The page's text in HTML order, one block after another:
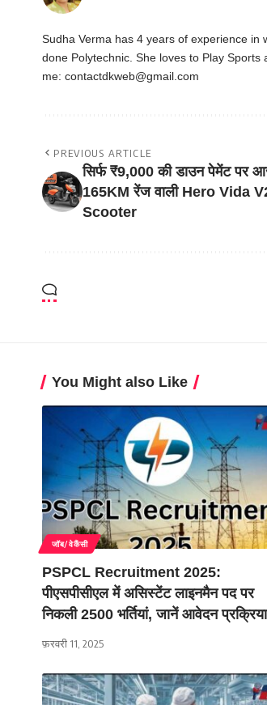
Sudha Verma has 4 years of experience in
done Polytechnic. She loves to Play
me: contactdkweb@gmail.com
PREVIOUS ARTICLE
सिर्फ ₹9,000 की डाउन पेमेंट पर
165KM रेंज वाली Hero Vida
Scooter
You Might also Like
जॉब/वेकैंसी
PSPCL Recruitment 2025:
पीएसपीसीएल में असिस्टेंट लाइनमैन पद पर
निकली 2500 भर्तियां, जानें आवेदन प्रक्रिया
फ़रवरी 11, 2025